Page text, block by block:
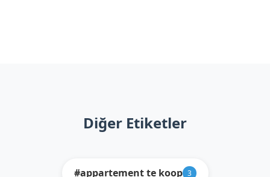
Diğer Etiketler
#appartement te koop 3